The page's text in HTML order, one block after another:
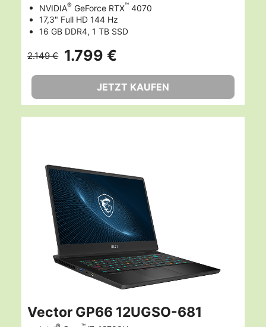
NVIDIA® GeForce RTX™ 4070
17,3" Full HD 144 Hz
16 GB DDR4, 1 TB SSD
2.149 € 1.799 €
JETZT KAUFEN
Vector GP66 12UGSO-681